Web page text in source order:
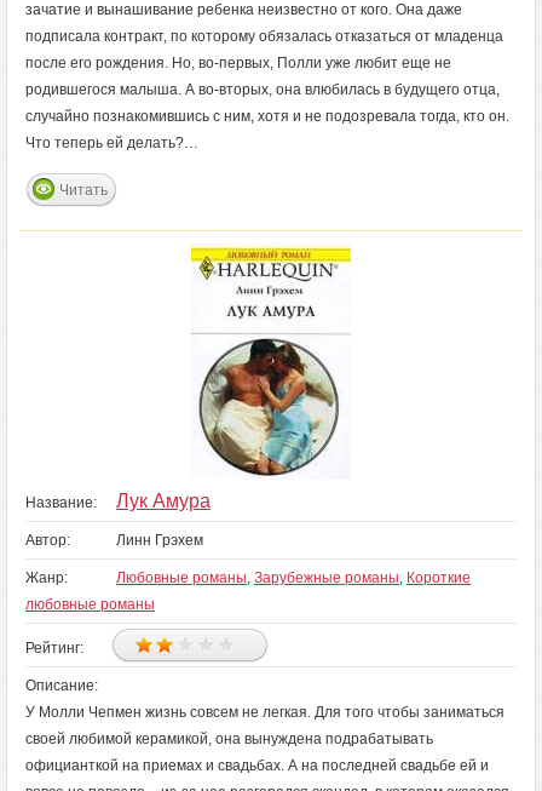
зачатие и вынашивание ребенка неизвестно от кого. Она даже
подписала контракт, по которому обязалась отказаться от младенца
после его рождения. Но, во-первых, Полли уже любит еще не
родившегося малыша. А во-вторых, она влюбилась в будущего отца,
случайно познакомившись с ним, хотя и не подозревала тогда, кто он.
Что теперь ей делать?…
Читать
Название: Лук Амура
Автор: Линн Грэхем
Жанр: Любовные романы, Зарубежные романы, Короткие
любовные романы
Рейтинг:
Описание:
У Молли Чепмен жизнь совсем не легкая. Для того чтобы заниматься
своей любимой керамикой, она вынуждена подрабатывать
официанткой на приемах и свадьбах. А на последней свадьбе ей и